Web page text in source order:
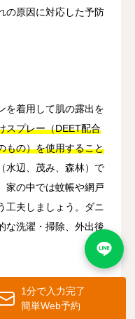
の原因に対応した予防
を着用して肌の露出を
スプレー（DEET配合
もの）を使用すること
水辺、茂み、森林）で
家の中では蚊帳や網戸
工夫しましょう。ダニ
な洗濯・掃除、外出後
1分で入力完了
簡単Web予約